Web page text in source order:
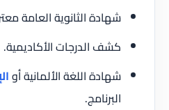
شهادة الثانوية العامة
كشف الدرجات الأكاديمية.
شهادة اللغة الألمانية أو
البرنامج.